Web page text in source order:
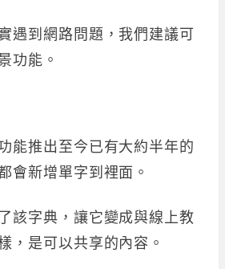
遇到網路問題，我們建議可
功能。
能推出至今已有大約半年的
會新增單字到裡面。
該字典，讓它變成與線上教
，是可以共享的內容。